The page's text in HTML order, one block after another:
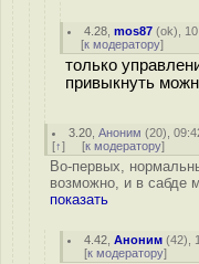
4.28 ,mos87 (ok),
[к модератору]
только
привыкнуть
3.20 ,Аноним (20),
[↑] [к модератору]
Во-первых,
возможно, и в сабде
показать
4.42 ,Аноним (42),
[к модератору]